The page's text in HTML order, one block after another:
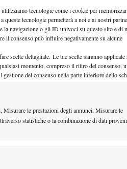
tecnologie come i cookie per
tecnologie permetterà a noi e ai nostri
la navigazione o gli ID univoci su questo sito e di
il consenso può influire negativamente su alcune
scelte dettagliate. Le tue scelte saranno applicate
momento, compreso il ritiro del consenso,
del consenso nella parte inferiore dello
le prestazioni degli annunci, Misurare le
statistiche o la combinazione di dati
schierare i migliori
e la cosa all’inizio
però Clement sale
vento cambia: 6-4 7-5
che a farlo
senza grossi
reduci da una gran
raggiunto il best
è Viktor: Llodra
troverà in vantaggio. Il